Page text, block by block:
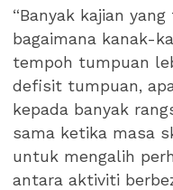
“Banyak kajian
bagaimana kanak-
tempoh tumpuan
defisit tumpuan,
kepada banyak
sama ketika masa
untuk mengalih
antara aktiviti